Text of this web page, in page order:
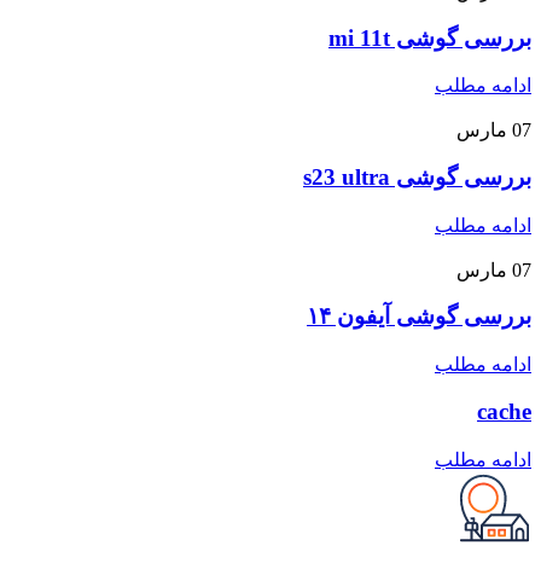
بررسی گوشی mi 11t
ادامه مطلب
07 مارس
بررسی گوشی s23 ultra
ادامه مطلب
07 مارس
بررسی گوشی آیفون ۱۴
ادامه مطلب
cache
ادامه مطلب